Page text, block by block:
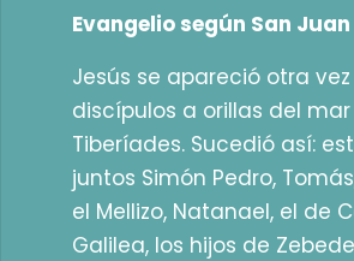
Evangelio según San Juan
Jesús se apareció otra
discípulos a orillas del
Tiberíades. Sucedió así:
juntos Simón Pedro,
el Mellizo, Natanael, el de
Galilea, los hijos de